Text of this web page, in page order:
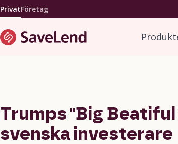
PrivatFöretag
Trumps "Big
svenska investerare